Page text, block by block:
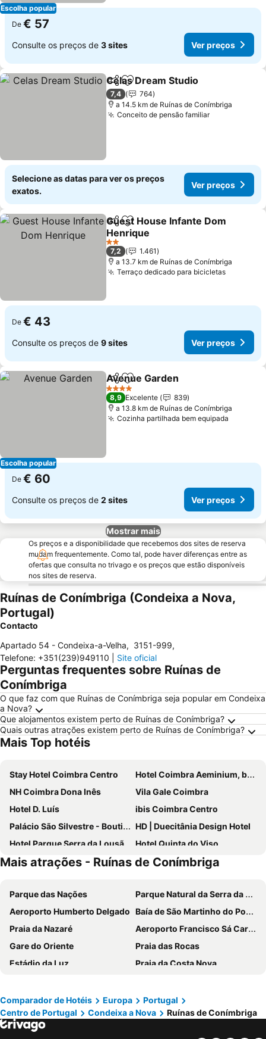
Escolha popular
De € 57
Consulte os preços de 3 sites Ver preços
PartilharAdicionar aos favoritos
Celas Dream Studio
7,4
764
a 14.5 km de Ruínas de Conímbriga
Conceito de pensão familiarVer preços
Selecione as datas para ver os preços
exatos.
Ver preços
PartilharAdicionar aos favoritos
Guest House Infante Dom
Henrique
Ver preços
2 Estrelas
7,2
1.461
a 13.7 km de Ruínas de Conímbriga
Terraço dedicado para bicicletasVer
De € 43
Consulte os preços de 9 sites Ver preços
Escolha popular
PartilharAdicionar aos favoritos
Avenue Garden
4 Estrelas
8,9 Excelente
839
a 13.8 km de Ruínas de Conímbriga
Cozinha partilhada bem equipada
De € 60
Consulte os preços de 2 sites Ver preços
Mostrar mais
Os preços e a disponibilidade que recebemos dos sites de reserva
mudam frequentemente. Como tal, pode haver diferenças entre as
ofertas que consulta no trivago e os preços que estão disponíveis
nos sites de reserva.
Ruínas de Conímbriga (Condeixa a Nova,
Portugal)
Contacto
Apartado 54 - Condeixa-a-Velha, 3151-999,
Telefone: +351(239)949110 Site oficial
Perguntas frequentes sobre Ruínas de
Conímbriga
O que faz com que Ruínas de Conímbriga seja popular em Condeixa
a Nova?
Que alojamentos existem perto de Ruínas de Conímbriga?
Quais outras atrações existem perto de Ruínas de Conímbriga?
Mais Top hotéis
Stay Hotel Coimbra Centro
Hotel Coimbra Aeminium, by Meliá
NH Coimbra Dona Inês
Vila Gale Coimbra
Hotel D. Luís
ibis Coimbra Centro
Palácio São Silvestre - Boutique Hotel
HD | Duecitânia Design Hotel
Hotel Parque Serra da Lousã
Hotel Quinta do Viso
Quinta Das Lagrimas
Conimbriga Hotel do Paço
Hotel Ibn-Arrik
Hotel Mondego
Casa de São Bento by PURUS
Internacional
Hotel Botanico de Coimbra
Riversuites
Miguel Torga Room
Guest House Infante Dom Henrique
Celas Dream Studio
Hotel Abade João
Olive Street House
Hotel Domus
Hotel Larbelo
CBR Boutique Hotel - Coimbra
Tivoli Coimbra Hotel
Mais atrações - Ruínas de Conímbriga
Parque das Nações
Parque Natural da Serra da Estrela
Aeroporto Humberto Delgado Baía de São Martinho do Porto
Praia da Nazaré
Aeroporto Francisco Sá Carneiro
Gare do Oriente
Praia das Rocas
Estádio da Luz
Praia da Costa Nova
Pedras Salgadas
Pena Aventura Park
Da Barra
Praia de Buarcos
Piodão -Aldeia Histórica
Comparador de Hotéis Europa
Portugal
Centro de Portugal
Condeixa a Nova Ruínas de Conímbriga